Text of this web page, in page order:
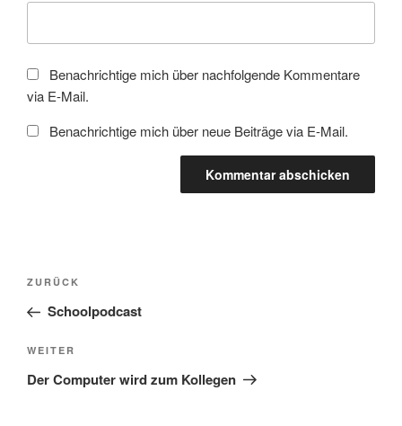
Benachrichtige mich über nachfolgende Kommentare
via E-Mail.
Benachrichtige mich über neue Beiträge via E-Mail.
Beitragsnavigation
Vorheriger
Beitrag
ZURÜCK
Schoolpodcast
Nächster
Beitrag
WEITER
Der Computer wird zum Kollegen